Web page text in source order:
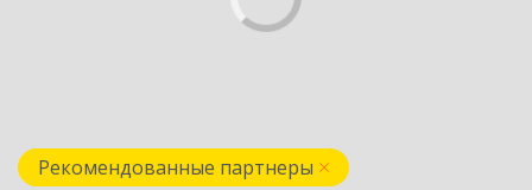
Рекомендованные партнеры